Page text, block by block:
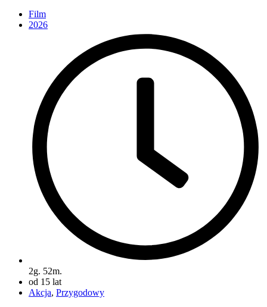
Film
2026
2g. 52m.
od 15 lat
Akcja, Przygodowy